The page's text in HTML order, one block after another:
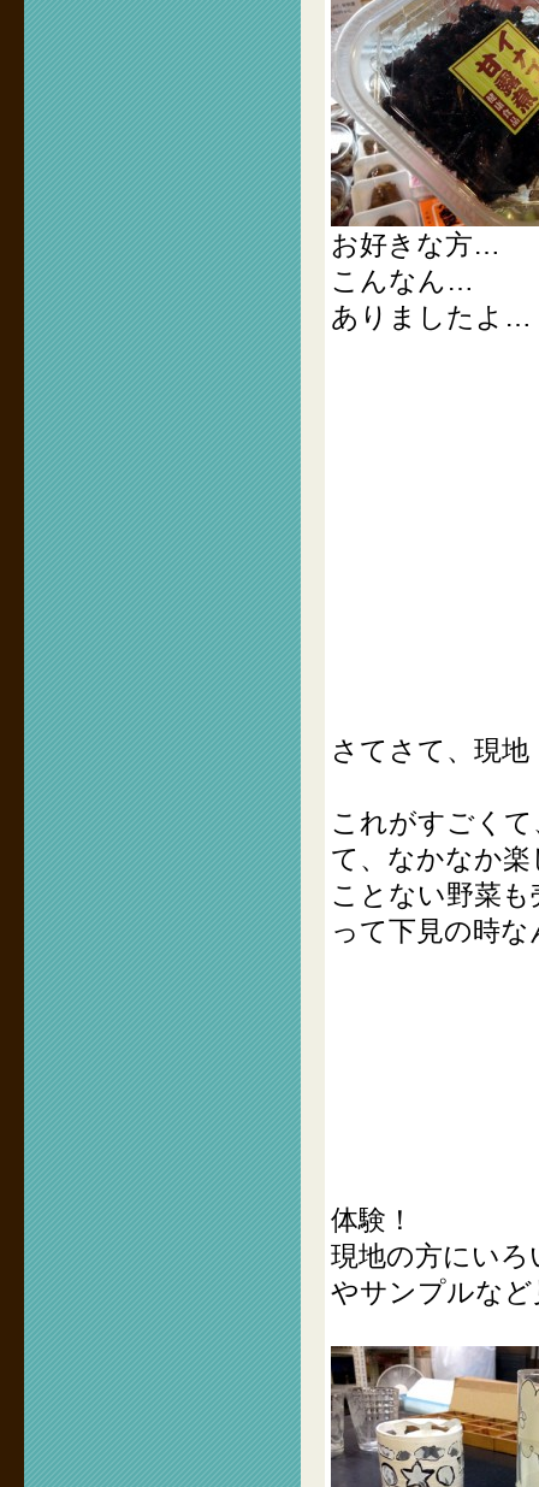
お好きな方…
こんなん…
ありましたよ…
さてさて、現地
これがすごく
て、なかなか
ことない野菜
って下見の時
体験！
現地の方にい
やサンプルな